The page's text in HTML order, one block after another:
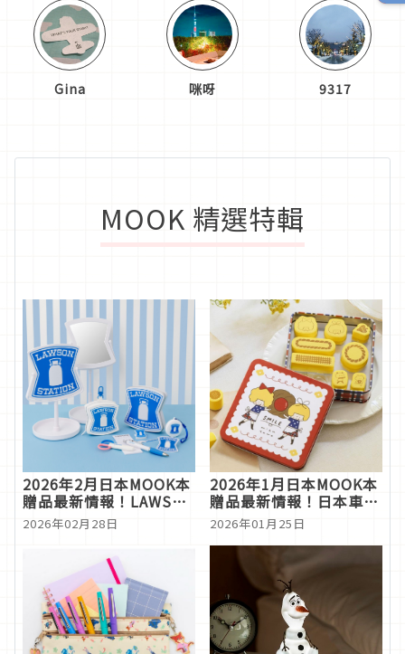
Gina 咪呀 9317
MOOK 精選特輯
2026年2月日本MOOK本
贈品最新情報！LAWSON
雜貨、Y1000抱枕讓人好
想帶回家
2026年02月28日
2026年1月日本MOOK本
贈品最新情報！日本車站
時鐘、零錢分類長夾、可
愛印章盒好吸引人
2026年01月25日